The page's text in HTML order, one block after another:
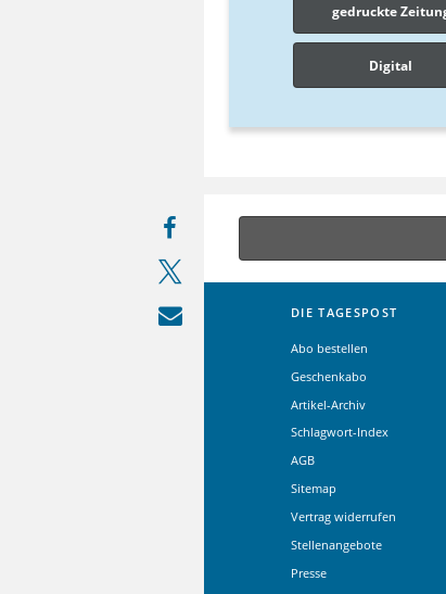
gedruckte
Digital
DIE TAGESPOST
Abo bestellen
Geschenkabo
Artikel-Archiv
Schlagwort-Index
AGB
Sitemap
Vertrag widerrufen
Stellenangebote
Presse